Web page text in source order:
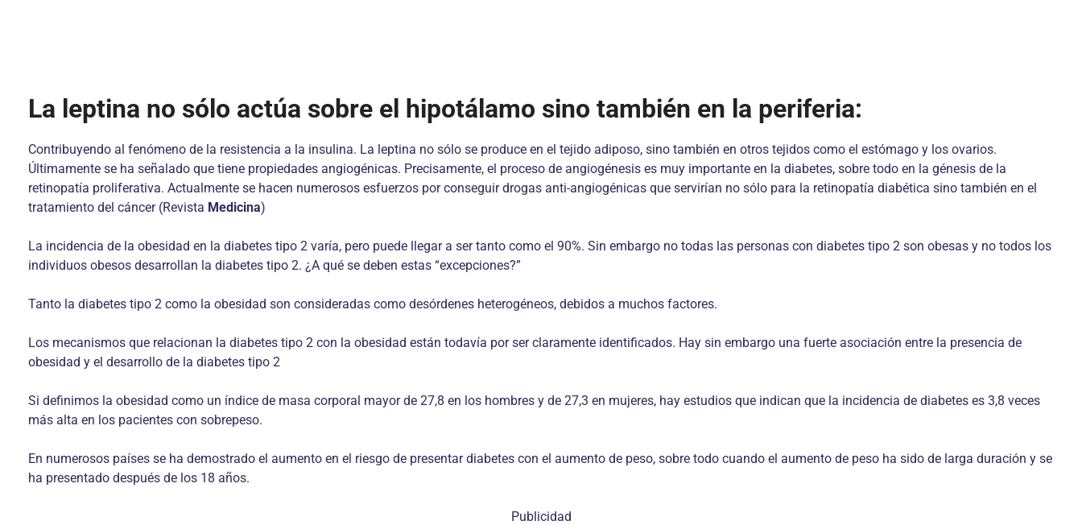
La leptina no sólo actúa sobre el hipotálamo sino también en la periferia:
Contribuyendo al fenómeno de la resistencia a la insulina. La leptina no sólo se produce en el tejido adiposo, sino también en otros tejidos como el estómago y los ovarios.
Últimamente se ha señalado que tiene propiedades angiogénicas. Precisamente, el proceso de angiogénesis es muy importante en la diabetes, sobre todo en la génesis de la
retinopatía proliferativa. Actualmente se hacen numerosos esfuerzos por conseguir drogas anti-angiogénicas que servirían no sólo para la retinopatía diabética sino también en el
tratamiento del cáncer (Revista Medicina)
La incidencia de la obesidad en la diabetes tipo 2 varía, pero puede llegar a ser tanto como el 90%. Sin embargo no todas las personas con diabetes tipo 2 son obesas y no todos los
individuos obesos desarrollan la diabetes tipo 2. ¿A qué se deben estas “excepciones?”
Tanto la diabetes tipo 2 como la obesidad son consideradas como desórdenes heterogéneos, debidos a muchos factores.
Los mecanismos que relacionan la diabetes tipo 2 con la obesidad están todavía por ser claramente identificados. Hay sin embargo una fuerte asociación entre la presencia de
obesidad y el desarrollo de la diabetes tipo 2
Si definimos la obesidad como un índice de masa corporal mayor de 27,8 en los hombres y de 27,3 en mujeres, hay estudios que indican que la incidencia de diabetes es 3,8 veces
más alta en los pacientes con sobrepeso.
En numerosos países se ha demostrado el aumento en el riesgo de presentar diabetes con el aumento de peso, sobre todo cuando el aumento de peso ha sido de larga duración y se
ha presentado después de los 18 años.
Publicidad